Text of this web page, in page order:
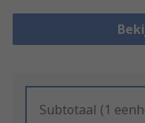
Subtotaal (1